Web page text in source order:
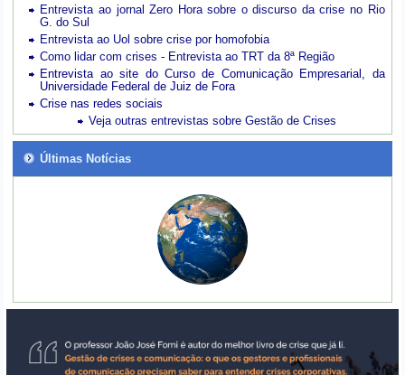
Entrevista ao jornal Zero Hora sobre o discurso da crise no Rio
G. do Sul
Entrevista ao Uol sobre crise por homofobia
Como lidar com crises - Entrevista ao TRT da 8ª Região
Entrevista ao site do Curso de Comunicação Empresarial, da
Universidade Federal de Juiz de Fora
Crise nas redes sociais
Veja outras entrevistas sobre Gestão de Crises
Últimas Notícias